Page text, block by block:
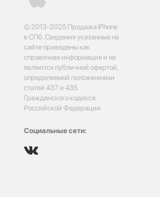
© 2013-2025 Продажа iPhone
в СПб. Сведения указанные на
сайте приведены как
справочная информация и не
являются публичной офертой,
определяемой положениями
статей 437 и 435
Гражданского кодекса
Российской Федерации
Социальные сети: